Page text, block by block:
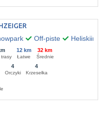
Off-piste Heliskiing
trasy
12 km
Łatwe
32 km
Średnie
4
Orczyki
4
Krzesełka